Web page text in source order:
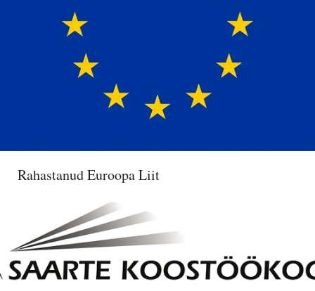
Rahastanud Euroopa Liit